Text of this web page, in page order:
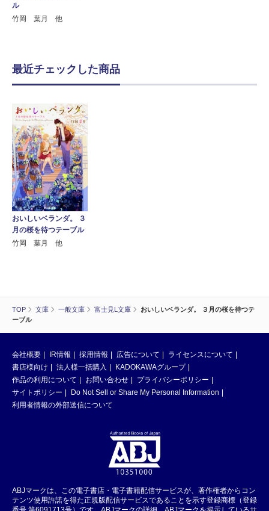
TOP 文庫 一般文庫 富士見L文庫
おいしいベランダ。 ３月の桜を待つテ
ーブル
ル
竹岡 葉月 他
最近チェックした商品
おいしいベランダ。 ３
月の桜を待つテーブル
竹岡 葉月 他
会社概要 IR情報 採用情報 広告について
ライセンスについて
書店様向け
法人様一括購入
KADOKAWAグループ
作品の利用について
お問い合わせ
プライバシーポリシー
サイトポリシー
Do Not Sell or Share My Personal Information
利用者情報の外部送信について
ABJマークは、この電子書店・電子書籍配信サービスが、著作権者からコン
テンツ使用許諾を得た正規版配信サービスであることを示す登録商標（登録